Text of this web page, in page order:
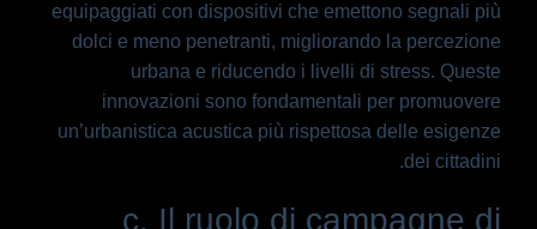
equipaggiati con dispositivi che emettono segnali più
dolci e meno penetranti, migliorando la percezione
urbana e riducendo i livelli di stress. Queste
innovazioni sono fondamentali per promuovere
un’urbanistica acustica più rispettosa delle esigenze
dei cittadini.
c. Il ruolo di campagne di